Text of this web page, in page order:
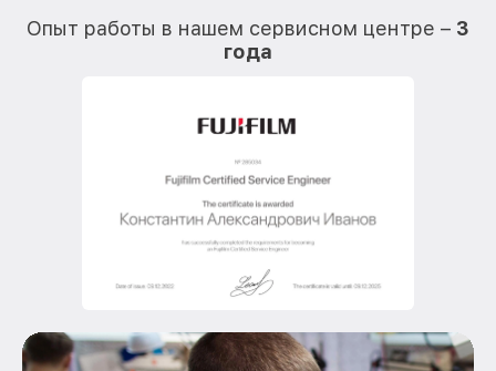
Опыт работы в нашем сервисном центре – 3
года